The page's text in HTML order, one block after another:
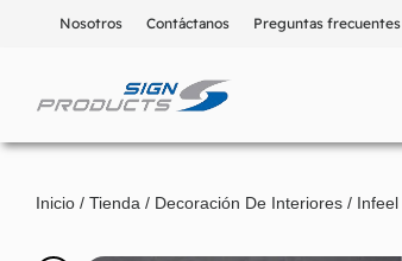
Nosotros Contáctanos Preguntas frecuentes
Inicio / Tienda / Decoración De Interiores / Infeel